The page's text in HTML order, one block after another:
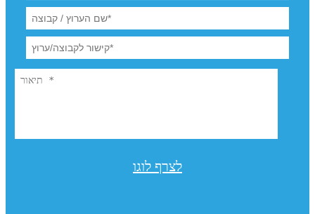
לצרף לוגו